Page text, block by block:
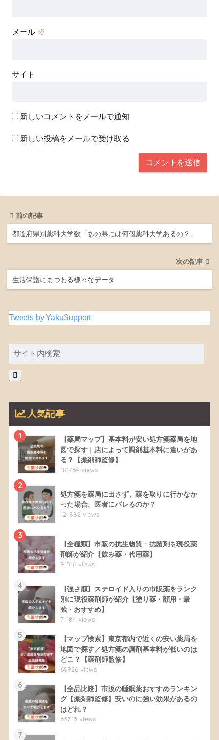
メール ※
サイト
新しいコメントをメールで通知
新しい投稿をメールで受け取る
前の記事
都道府県別薬科大学数「あの県には何個薬科大学あるの？」
次の記事
生活保護にまつわる様々なデータ
Tweets by YakuSupport
人気記事
1
【薬局マップ】基本料が安い処方箋薬局を地
図で探す｜店によって調剤基本料に違いがあ
る？【薬剤師監修】
181764 views
2
処方箋を薬局に出さず、薬を取りに行かなか
った場合、医者にバレるのか？
124882 views
3
【全種類】市販の抗生物質・抗菌剤を現役薬
剤師が紹介【飲み薬・代用薬】
91016 views
4
【強さ順】ステロイド入りの市販薬をランク
別に現役薬剤師が紹介【塗り薬・顔用・最
強・おすすめ】
71184 views
5
【マップ検索】東京都内で近くの安い薬局を
地図で探す／処方箋の調剤基本料が低いのは
どこ？【薬剤師監修】
68926 views
6
【全品比較】市販の睡眠薬おすすめランキン
グ【薬剤師監修】安いのに強い効果があるの
はどれ？
65713 views
7